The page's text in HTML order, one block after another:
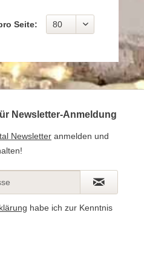
Seite:
Newsletter-Anmeldung
Newsletter anmelden und
habe ich zur Kenntnis